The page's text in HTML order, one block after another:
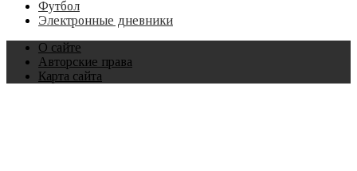
Футбол
Электронные дневники
О сайте
Авторские права
Карта сайта